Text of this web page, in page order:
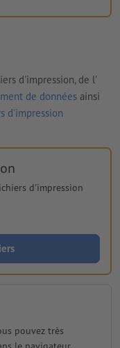
d'impression, de l'
de données ainsi
d'impression
d'impression
pouvez très